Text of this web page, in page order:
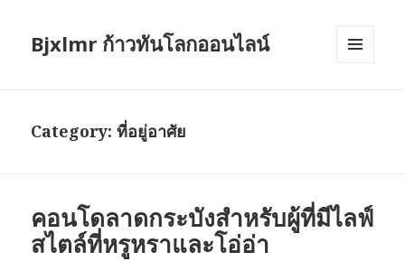
Bjxlmr ก้าวทันโลกออนไลน์
Category:ที่อยู่อาศัย
คอนโดลาดกระบังสำหรับผู้ที่มีไลฟ์
สไตล์ที่หรูหราและโอ่อ่า